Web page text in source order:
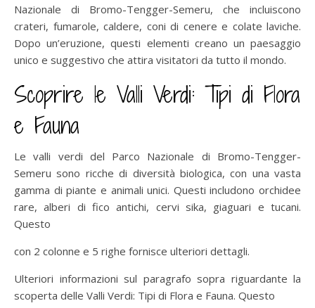
Nazionale di Bromo-Tengger-Semeru, che incluiscono
crateri, fumarole, caldere, coni di cenere e colate laviche.
Dopo un’eruzione, questi elementi creano un paesaggio
unico e suggestivo che attira visitatori da tutto il mondo.
Scoprire le Valli Verdi: Tipi di Flora
e Fauna
Le valli verdi del Parco Nazionale di Bromo-Tengger-
Semeru sono ricche di diversità biologica, con una vasta
gamma di piante e animali unici. Questi includono orchidee
rare, alberi di fico antichi, cervi sika, giaguari e tucani.
Questo
con 2 colonne e 5 righe fornisce ulteriori dettagli.
Ulteriori informazioni sul paragrafo sopra riguardante la
scoperta delle Valli Verdi: Tipi di Flora e Fauna. Questo